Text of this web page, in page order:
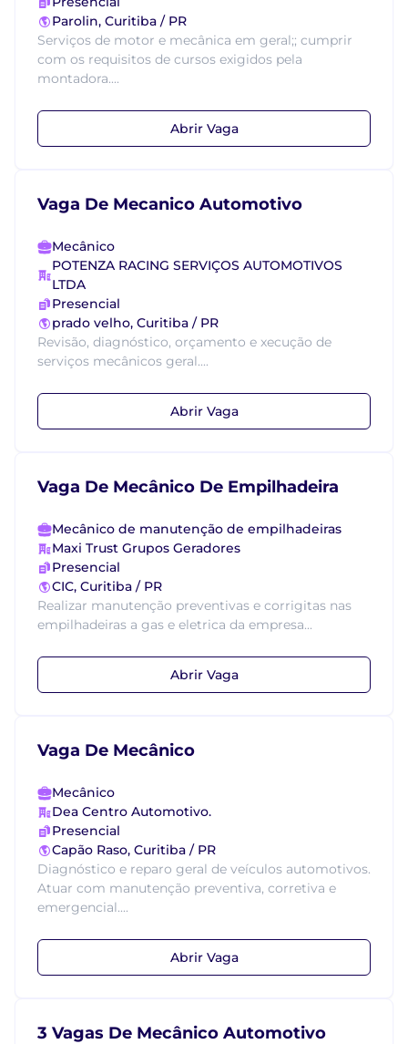
Parolin, Curitiba / PR
Serviços de motor e mecânica em geral;; cumprir
com os requisitos de cursos exigidos pela
montadora....
Abrir Vaga
Vaga De Mecanico Automotivo
Mecânico
POTENZA RACING SERVIÇOS AUTOMOTIVOS
LTDA
Presencial
prado velho, Curitiba / PR
Revisão, diagnóstico, orçamento e xecução de
serviços mecânicos geral....
Abrir Vaga
Vaga De Mecânico De Empilhadeira
Mecânico de manutenção de empilhadeiras
Maxi Trust Grupos Geradores
Presencial
CIC, Curitiba / PR
Realizar manutenção preventivas e corrigitas nas
empilhadeiras a gas e eletrica da empresa...
Abrir Vaga
Vaga De Mecânico
Mecânico
Dea Centro Automotivo.
Presencial
Capão Raso, Curitiba / PR
Diagnóstico e reparo geral de veículos automotivos.
Atuar com manutenção preventiva, corretiva e
emergencial....
Abrir Vaga
3 Vagas De Mecânico Automotivo